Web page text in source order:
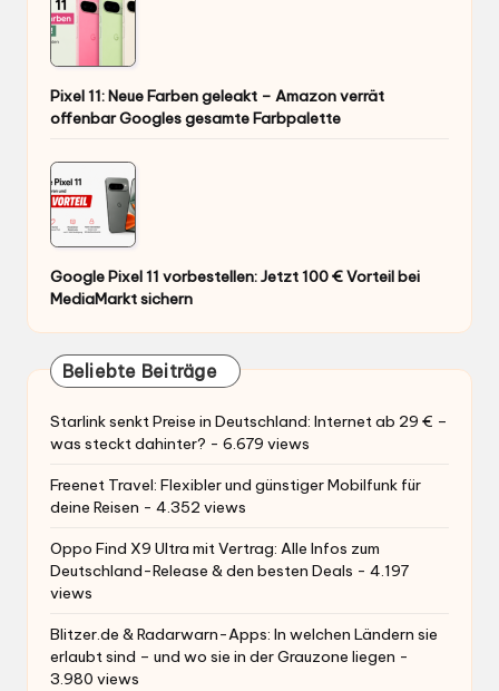
Pixel 11: Neue Farben geleakt – Amazon verrät
offenbar Googles gesamte Farbpalette
Google Pixel 11 vorbestellen: Jetzt 100 € Vorteil bei
MediaMarkt sichern
Beliebte Beiträge
Starlink senkt Preise in Deutschland: Internet ab 29 € –
was steckt dahinter? - 6.679 views
Freenet Travel: Flexibler und günstiger Mobilfunk für
deine Reisen - 4.352 views
Oppo Find X9 Ultra mit Vertrag: Alle Infos zum
Deutschland-Release & den besten Deals - 4.197
views
Blitzer.de & Radarwarn-Apps: In welchen Ländern sie
erlaubt sind – und wo sie in der Grauzone liegen -
3.980 views